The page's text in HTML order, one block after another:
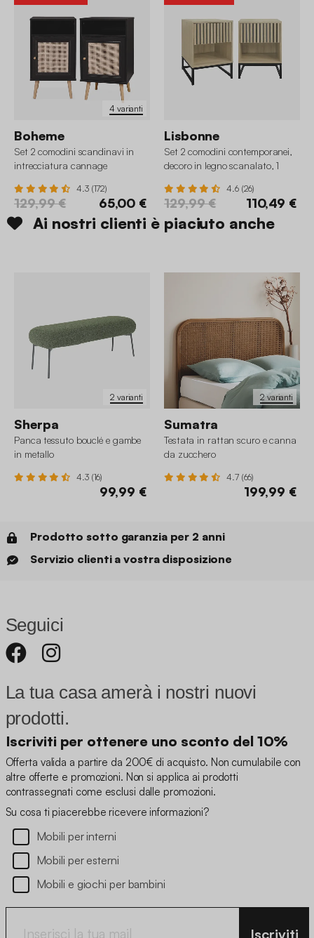
4 varianti
Boheme
Set 2 comodini scandinavi in
intrecciatura cannage
4.3 (172)
129,99 € 65,00 €
Lisbonne
Set 2 comodini contemporanei,
decoro in legno scanalato, 1
4.6 (26)
129,99 € 110,49 €
Ai nostri clienti è piaciuto anche
2 varianti
Sherpa
Panca tessuto bouclé e gambe
in metallo
4.3 (16)
99,99 €
2 varianti
Sumatra
Testata in rattan scuro e canna
da zucchero
4.7 (66)
199,99 €
Prodotto sotto garanzia per 2 anni
Servizio clienti a vostra disposizione
Seguici
La tua casa amerà i nostri nuovi
prodotti.
Iscriviti per ottenere uno sconto del 10%
Offerta valida a partire da 200€ di acquisto. Non cumulabile con
altre offerte e promozioni. Non si applica ai prodotti
contrassegnati come esclusi dalle promozioni.
Su cosa ti piacerebbe ricevere informazioni?
Mobili per interni
Mobili per esterni
Mobili e giochi per bambini
Iscriviti